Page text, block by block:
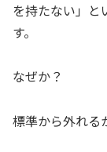
を持たない」と
す。
なぜか？
標準から外れる